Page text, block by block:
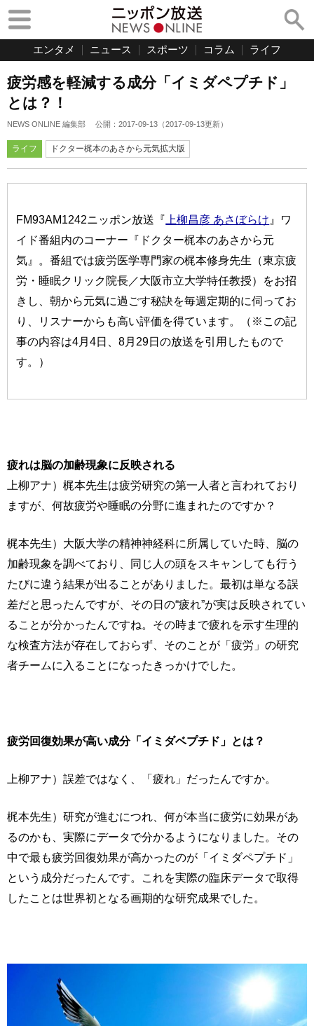
エンタメ ニュース スポーツ コラム ライフ
疲労感を軽減する成分「イミダペプチド」
とは？！
NEWS ONLINE 編集部 公開： 2017-09-13 （2017-09-13更新）
ライフ ドクター梶本のあさから元気拡大版
FM93AM1242ニッポン放送『 上柳昌彦 あさぼらけ 』ワ
イド番組内のコーナー『ドクター梶本のあさから元
気』。番組では疲労医学専門家の梶本修身先生（東京疲
労・睡眠クリック院長／大阪市立大学特任教授）をお招
きし、朝から元気に過ごす秘訣を毎週定期的に伺ってお
り、リスナーからも高い評価を得ています。（※この記
事の内容は4月4日、8月29日の放送を引用したもので
す。）
疲れは脳の加齢現象に反映される
上柳アナ）梶本先生は疲労研究の第一人者と言われており
ますが、何故疲労や睡眠の分野に進まれたのですか？
梶本先生）大阪大学の精神神経科に所属していた時、脳の
加齢現象を調べており、同じ人の頭をスキャンしても行う
たびに違う結果が出ることがありました。最初は単なる誤
差だと思ったんですが、その日の“疲れ”が実は反映されてい
ることが分かったんですね。その時まで疲れを示す生理的
な検査方法が存在しておらず、そのことが「疲労」の研究
者チームに入ることになったきっかけでした。
疲労回復効果が高い成分「イミダベプチド」とは？
上柳アナ）誤差ではなく、「疲れ」だったんですか。
梶本先生）研究が進むにつれ、何が本当に疲労に効果があ
るのかも、実際にデータで分かるようになりました。その
中で最も疲労回復効果が高かったのが「イミダペプチド」
という成分だったんです。これを実際の臨床データで取得
したことは世界初となる画期的な研究成果でした。